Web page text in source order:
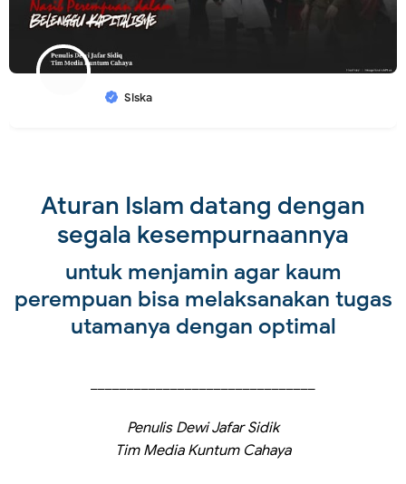
Siska
Aturan Islam datang dengan
segala kesempurnaannya
untuk menjamin agar kaum
perempuan bisa melaksanakan tugas
utamanya dengan optimal
Penulis Dewi Jafar Sidik
Tim Media Kuntum Cahaya